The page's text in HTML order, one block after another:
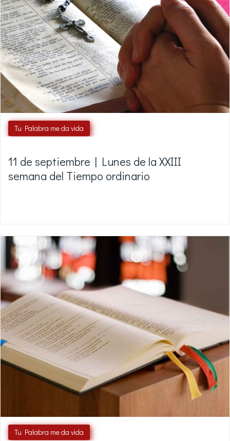
Tu Palabra me da vida
11 de septiembre | Lunes de la XXIII
semana del Tiempo ordinario
Tu Palabra me da vida